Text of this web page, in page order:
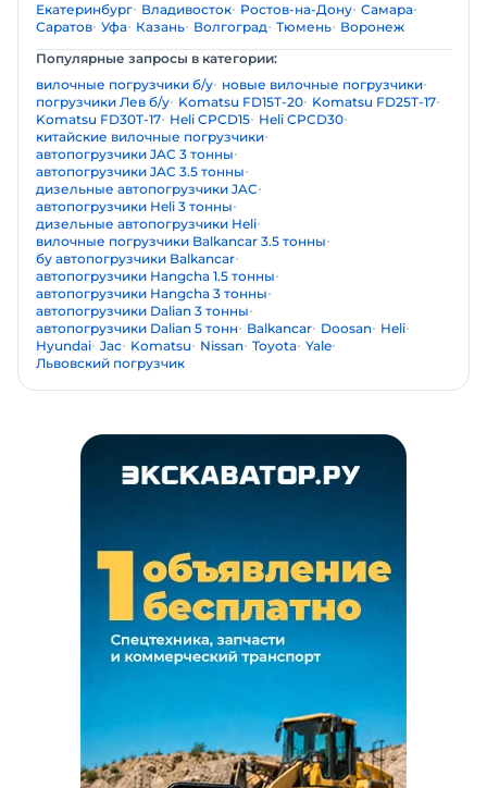
Екатеринбург Владивосток Ростов-на-Дону Самара
Саратов Уфа Казань Волгоград Тюмень Воронеж
Популярные запросы в категории:
вилочные погрузчики б/у новые вилочные погрузчики
погрузчики Лев б/у Komatsu FD15T-20 Komatsu FD25T-17
Komatsu FD30T-17 Heli CPCD15 Heli CPCD30
китайские вилочные погрузчики
автопогрузчики JAC 3 тонны
автопогрузчики JAC 3.5 тонны
дизельные автопогрузчики JAC
автопогрузчики Heli 3 тонны
дизельные автопогрузчики Heli
вилочные погрузчики Balkancar 3.5 тонны
бу автопогрузчики Balkancar
автопогрузчики Hangcha 1.5 тонны
автопогрузчики Hangcha 3 тонны
автопогрузчики Dalian 3 тонны
автопогрузчики Dalian 5 тонн
Balkancar Doosan Heli
Hyundai Jac Komatsu Nissan Toyota Yale
Львовский погрузчик